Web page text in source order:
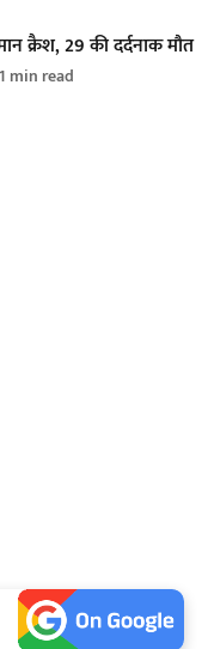
क्रैश, 29 की दर्दनाक मौत
1 min read